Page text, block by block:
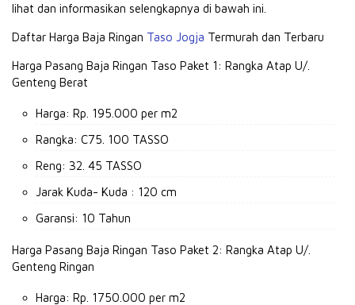
lihat dan informasikan selengkapnya di bawah ini.
Daftar Harga Baja Ringan Taso Jogja Termurah dan Terbaru
Harga Pasang Baja Ringan Taso Paket 1: Rangka Atap U/.
Genteng Berat
Harga: Rp. 195.000 per m2
Rangka: C75. 100 TASSO
Reng: 32. 45 TASSO
Jarak Kuda- Kuda : 120 cm
Garansi: 10 Tahun
Harga Pasang Baja Ringan Taso Paket 2: Rangka Atap U/.
Genteng Ringan
Harga: Rp. 1750.000 per m2